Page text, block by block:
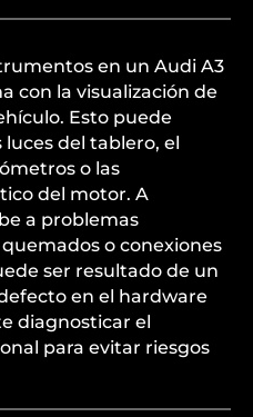
en un Audi A3
con la visualización de
Esto puede
del tablero, el
o las
del motor. A
a problemas
o conexiones
ser resultado de un
en el hardware
diagnosticar el
para evitar riesgos